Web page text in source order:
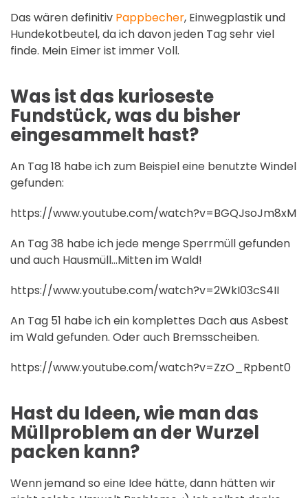
Das wären definitiv Pappbecher, Einwegplastik und
Hundekotbeutel, da ich davon jeden Tag sehr viel
finde. Mein Eimer ist immer Voll.
Was ist das kurioseste
Fundstück, was du bisher
eingesammelt hast?
An Tag 18 habe ich zum Beispiel eine benutzte Windel
gefunden:
https://www.youtube.com/watch?v=BGQJsoJm8xM
An Tag 38 habe ich jede menge Sperrmüll gefunden
und auch Hausmüll…Mitten im Wald!
https://www.youtube.com/watch?v=2WkI03cS4II
An Tag 51 habe ich ein komplettes Dach aus Asbest
im Wald gefunden. Oder auch Bremsscheiben.
https://www.youtube.com/watch?v=ZzO_Rpbent0
Hast du Ideen, wie man das
Müllproblem an der Wurzel
packen kann?
Wenn jemand so eine Idee hätte, dann hätten wir